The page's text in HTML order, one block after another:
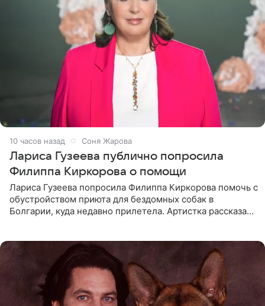
10 часов назад Соня Жарова
Лариса Гузеева публично попросила
Филиппа Киркорова о помощи
Лариса Гузеева попросила Филиппа Киркорова помочь с
обустройством приюта для бездомных собак в
Болгарии, куда недавно прилетела. Артистка рассказала